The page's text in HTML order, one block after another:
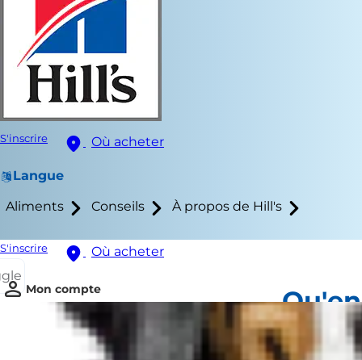
S'inscrire Où acheter
Langue
Aliments Conseils À propos de Hill's
S'inscrire
Où acheter
Mon compte
Comme la